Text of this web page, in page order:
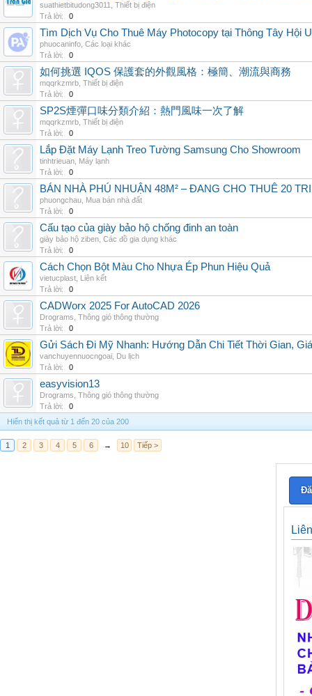
suathietbitudong3011
Thiết bị điện
Trả lời:
0
Tìm Dịch Vụ Cho Thuê Máy Photocopy tại Thông Tây Hội
phuocaninfo Các loại khác
Trả lời:
0
如何挑選 IQOS 保護套的外觀風格：極簡、潮流與商務
mqqrkzmrb Thiết bị điện
Trả lời:
0
SP2S煙彈口味分類介紹：熱門風味一次了解
mqqrkzmrb Thiết bị điện
Trả lời:
0
Lắp Đặt Máy Lạnh Treo Tường Samsung Cho Showroom
tinhtrieuan Máy lạnh
Trả lời:
0
BÁN NHÀ PHÚ NHUẬN 48M² – ĐANG CHO THUÊ 20
phuongchau Mua bán nhà đất
Trả lời:
0
Cấu tạo của giày bảo hộ chống đinh an toàn
giày bảo hộ ziben Các đồ gia dụng khác
Trả lời:
0
Cách Chọn Bột Màu Cho Nhựa Ép Phun Hiệu Quả
vietucplast Liên kết
Trả lời:
0
CADWorx 2025 For AutoCAD 2026
Drograms Thông gió thông thường
Trả lời:
0
Gửi Sách Đi Mỹ Nhanh: Hướng Dẫn Chi Tiết Thời Gian,
vanchuyennuocngoai Du lịch
Trả lời:
0
easyvision13
Drograms Thông gió thông thường
Trả lời:
0
Hiển thị kết quả từ 1 đến 20 của 200
1 2 3 4 5 6 → 10 Tiếp >